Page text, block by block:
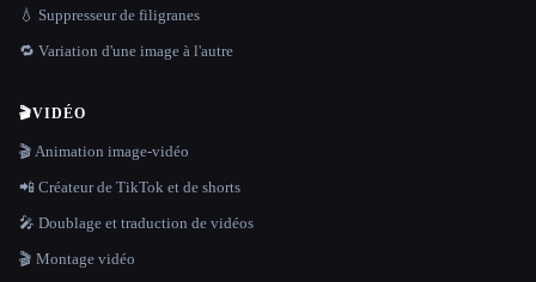
💧 Suppresseur de filigranes
🔁 Variation d'une image à l'autre
🎬VIDÉO
🎬 Animation image-vidéo
📲 Créateur de TikTok et de shorts
🎤 Doublage et traduction de vidéos
🎬 Montage vidéo